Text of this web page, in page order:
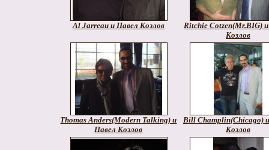
Al Jarreau и Павел Козлов
Ritchie Cotzen(Mr.BIG)
Козлов
Thomas Anders(Modern Talking) и
Павел Козлов
Bill Champlin(Chicago)
Козлов